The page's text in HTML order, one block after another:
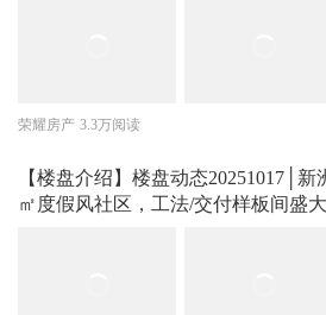
荣耀房产 3.3万阅读
【楼盘介绍】楼盘动态20251017│新
㎡度假风社区，工法/交付样板间盛